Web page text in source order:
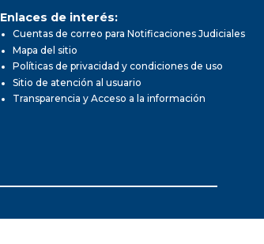
Enlaces de interés:
Cuentas de correo para Notificaciones Judiciales
Mapa del sitio
Políticas de privacidad y condiciones de uso
Sitio de atención al usuario
Transparencia y Acceso a la información